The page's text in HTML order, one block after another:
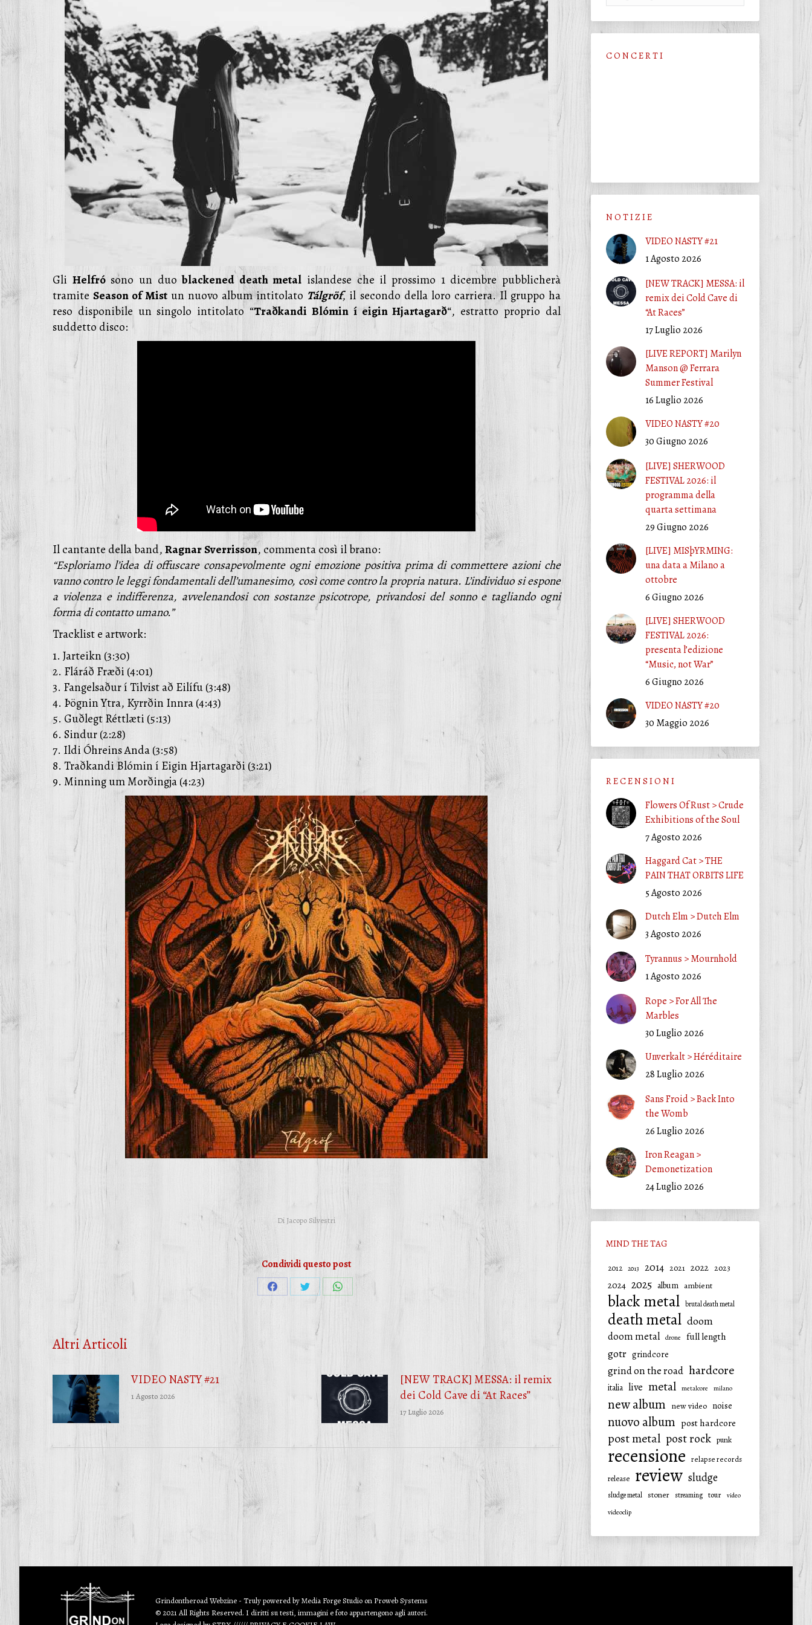
Gli Helfrósono un duoblackened death metal islandese che il prossimo 1 dicembre pubblicherà
tramiteSeason of Mist un nuovo album intitolato Tálgröf, il secondo della loro carriera. Il gruppo ha
reso disponibile un singolo intitolato “Traðkandi Blómin í eigin Hjartagarð“, estratto proprio dal
suddetto disco:
Il cantante della band,RagnarSverrisson, commenta così il brano:
“Esploriamo l’idea di offuscare consapevolmente ogni emozione positiva prima di commettere azioni che
vanno contro le leggi fondamentali dell’umanesimo, così come contro la propria natura. L’individuo si espone
a violenza e indifferenza, avvelenandosi con sostanze psicotrope, privandosi del sonno e tagliando ogni
forma di contatto umano.”
Tracklist e artwork:
1. Jarteikn (3:30)
2. Fláráð Fræði (4:01)
3. Fangelsaður í Tilvist að Eilífu (3:48)
4. Þögnin Ytra, Kyrrðin Innra (4:43)
5. Guðlegt Réttlæti (5:13)
6. Sindur (2:28)
7. Ildi Óhreins Anda (3:58)
8. Traðkandi Blómin í Eigin Hjartagarði (3:21)
9. Minning um Morðingja (4:23)
Di Jacopo Silvestri
Condividi questo post
CondividiCondividi
Twitter
Condividi
Altri Articoli
VIDEO NASTY #21
1 Agosto 2026
[NEW TRACK] MESSA: il remix
dei Cold Cave di “At Races”
17 Luglio 2026
C O N C E R T I
N O T I Z I E
VIDEO NASTY #21
1 Agosto 2026
[NEW TRACK] MESSA: il
remix dei Cold Cave di
“At Races”
17 Luglio 2026
[LIVE REPORT] Marilyn
Manson @ Ferrara
Summer Festival
16 Luglio 2026
VIDEO NASTY #20
30 Giugno 2026
[LIVE] SHERWOOD
FESTIVAL 2026: il
programma della
quarta settimana
29 Giugno 2026
[LIVE] MISþYRMING:
una data a Milano a
ottobre
6 Giugno 2026
[LIVE] SHERWOOD
FESTIVAL 2026:
presenta l’edizione
“Music, not War”
6 Giugno 2026
VIDEO NASTY #20
30 Maggio 2026
R E C E N S I O N I
Flowers Of Rust > Crude
Exhibitions of the Soul
7 Agosto 2026
Haggard Cat > THE
PAIN THAT ORBITS LIFE
5 Agosto 2026
Dutch Elm > Dutch Elm
3 Agosto 2026
Tyrannus > Mournhold
1 Agosto 2026
Rope > For All The
Marbles
30 Luglio 2026
Unverkalt > Héréditaire
28 Luglio 2026
Sans Froid > Back Into
the Womb
26 Luglio 2026
Iron Reagan >
Demonetization
24 Luglio 2026
MIND THE TAG
2012 2013 2014 2021 2022 2023
2024 2025 album ambient
black metal brutal death metal
death metal doom
doom metal drone full length
gotr grindcore
grind on the road hardcore
italia live metal metalcore milano
new album new video noise
nuovo album post hardcore
post metal post rock punk
recensione relapse records
release
review sludge
sludge metal stoner streaming tour
video
videoclip
Grindontheroad Webzine - Truly powered byMedia Forge Studio on ProwebSystems
© 2021 All Rights Reserved. I diritti su testi, immagini e foto appartengono agli autori.